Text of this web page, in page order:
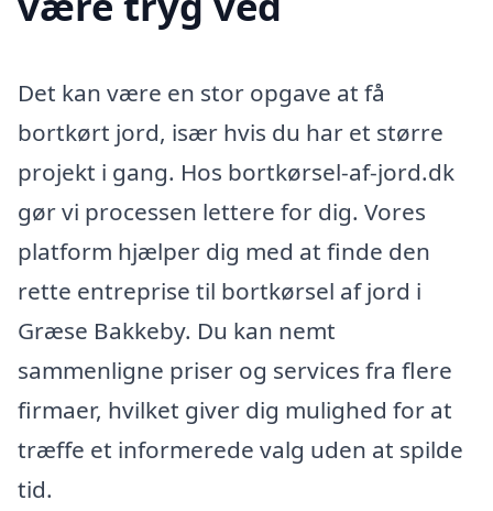
Det kan være en stor opgave at få
bortkørt jord, især hvis du har et større
projekt i gang. Hos bortkørsel-af-jord.dk
gør vi processen lettere for dig. Vores
platform hjælper dig med at finde den
rette entreprise til bortkørsel af jord i
Græse Bakkeby. Du kan nemt
sammenligne priser og services fra flere
firmaer, hvilket giver dig mulighed for at
træffe et informerede valg uden at spilde
tid.